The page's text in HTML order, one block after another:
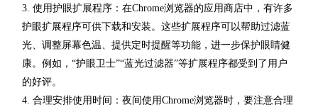
3. 使用护眼扩展程序：在Chrome浏览器的应用商店中，有许多
护眼扩展程序可供下载和安装。这些扩展程序可以帮助过滤蓝
光、调整屏幕色温、提供定时提醒等功能，进一步保护眼睛健
康。例如，“护眼卫士”“蓝光过滤器”等扩展程序都受到了用户
的好评。
4. 合理安排使用时间：夜间使用Chrome浏览器时，要注意合理